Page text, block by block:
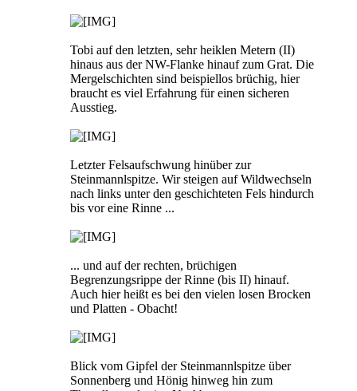
Tobi auf den letzten, sehr heiklen Metern (II)
hinaus aus der NW-Flanke hinauf zum Grat. Die
Mergelschichten sind beispiellos brüchig, hier
braucht es viel Erfahrung für einen sicheren
Ausstieg.
Letzter Felsaufschwung hinüber zur
Steinmannlspitze. Wir steigen auf Wildwechseln
nach links unter den geschichteten Fels hindurch
bis vor eine Rinne ...
... und auf der rechten, brüchigen
Begrenzungsrippe der Rinne (bis II) hinauf.
Auch hier heißt es bei den vielen losen Brocken
und Platten - Obacht!
Blick vom Gipfel der Steinmannlspitze über
Sonnenberg und Hönig hinweg hin zum